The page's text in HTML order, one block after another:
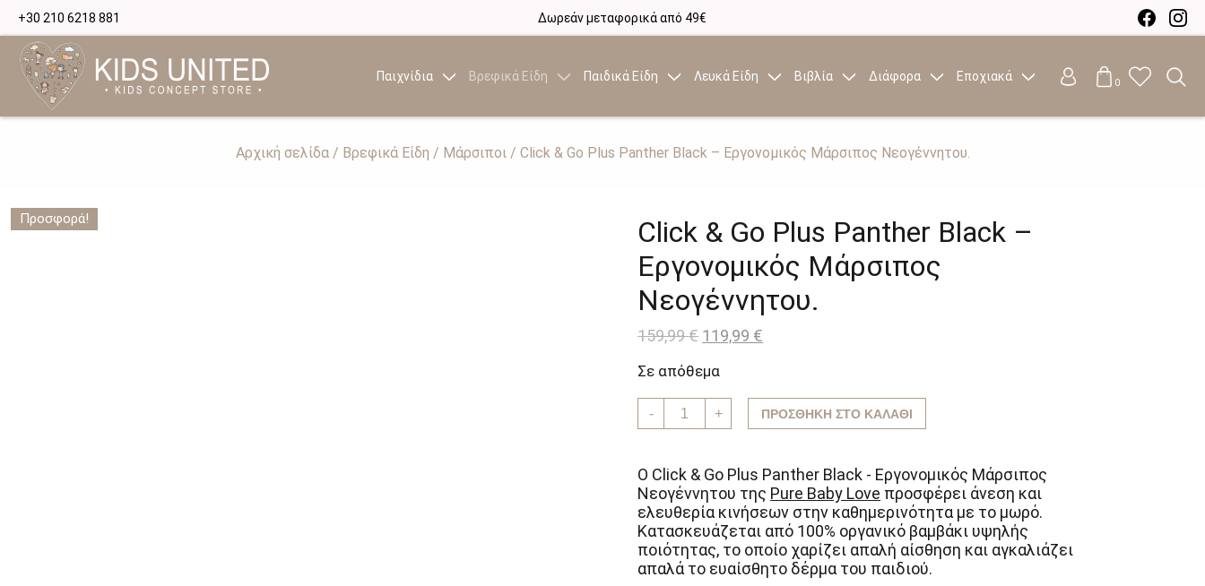
+30 210 6218 881 Δωρεάν μεταφορικά από 49€
Παιχνίδια Βρεφικά Είδη Παιδικά Είδη Λευκά Είδη Βιβλία Διάφορα Εποχιακά 0
Αρχική σελίδα/ Βρεφικά Είδη / Μάρσιποι/ Click & Go Plus Panther Black – Εργονομικός Μάρσιπος Νεογέννητου.
Προσφορά!
Click & Go Plus Panther Black –
Εργονομικός Μάρσιπος
Νεογέννητου.
159,99€ Original
was:
119,99 €
119,99 €.
Σε απόθεμα
-
Click
Panther
Black
-
Εργονομικός
Μάρσιπος
Νεογέννητου.
ποσότητα
+ ΠΡΟΣΘΉΚΗ ΣΤΟ ΚΑΛΆΘΙ
Ο Click & Go Plus Panther Black - Εργονομικός Μάρσιπος
Νεογέννητου της Pure Baby Love προσφέρει άνεση και
ελευθερία κινήσεων στην καθημερινότητα με το μωρό.
Κατασκευάζεται από 100% οργανικό βαμβάκι υψηλής
ποιότητας, το οποίο χαρίζει απαλή αίσθηση και αγκαλιάζει
απαλά το ευαίσθητο δέρμα του παιδιού.